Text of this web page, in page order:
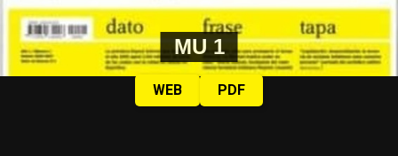
MU 1
WEB PDF